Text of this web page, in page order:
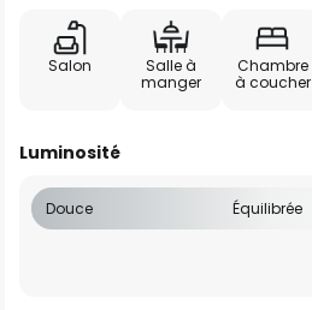
Salon
Salle à
manger
Chambre
à coucher
Luminosité
Douce Équilibrée